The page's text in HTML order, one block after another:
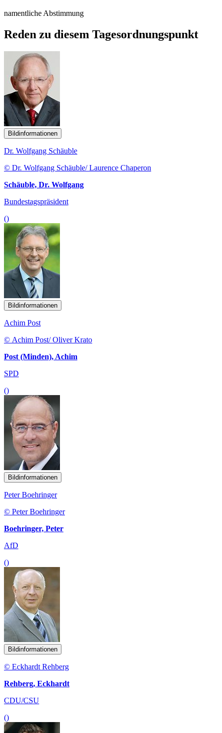
namentliche Abstimmung
Reden zu diesem Tagesordnungspunkt
Bildinformationen
Dr. Wolfgang Schäuble
© Dr. Wolfgang Schäuble/ Laurence Chaperon
Schäuble, Dr. Wolfgang
Bundestagspräsident
()
Bildinformationen
Achim Post
© Achim Post/ Oliver Krato
Post (Minden), Achim
SPD
()
Bildinformationen
Peter Boehringer
© Peter Boehringer
Boehringer, Peter
AfD
()
Bildinformationen
© Eckhardt Rehberg
Rehberg, Eckhardt
CDU/CSU
()